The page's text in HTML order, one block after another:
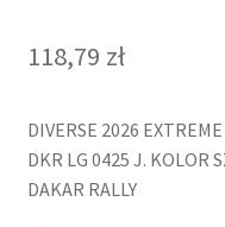
118,79 zł
DIVERSE 2026
DKR LG 0425 J. KOLOR
DAKAR RALLY